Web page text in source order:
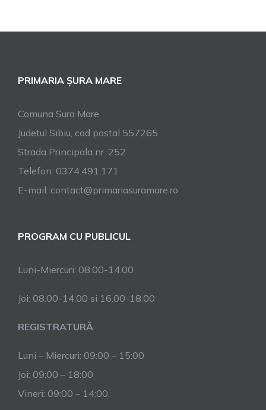
PRIMARIA ȘURA MARE
Comuna Sura Mare
Judetul Sibiu, cod postal 557265
Strada Principala nr. 252
Telefon: 0374.491.171
E-mail: contact@primariasuramare.ro
PROGRAM CU PUBLICUL
Luni-Miercuri: 08.00-14.00
Joi: 08.00-14.00 si 16.00-18.00
REGISTRATURĂ
Luni – Miercuri: 09:00 – 15:00
Joi: 09:00 – 18:00
Vineri: 09:00 – 14:00.